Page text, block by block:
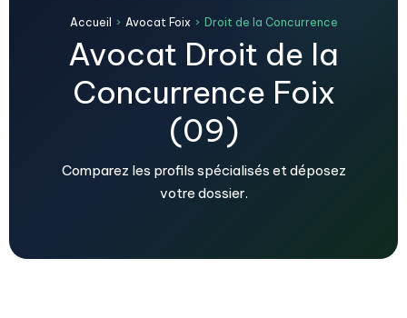
Accueil › Avocat Foix › Droit de la Concurrence
Avocat Droit de la
Concurrence Foix
(09)
Comparez les profils spécialisés et déposez
votre dossier.